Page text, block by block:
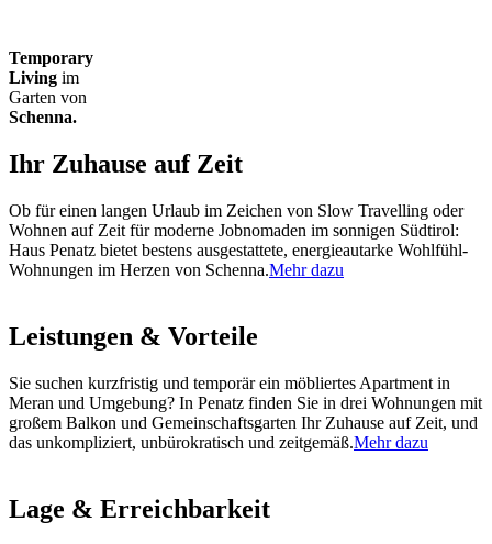
Temporary
Living im
Garten von
Schenna.
Ihr Zuhause auf Zeit
Ob für einen langen Urlaub im Zeichen von Slow Travelling oder
Wohnen auf Zeit für moderne Jobnomaden im sonnigen Südtirol:
Haus Penatz bietet bestens ausgestattete, energieautarke Wohlfühl-
Wohnungen im Herzen von Schenna.Mehr dazu
Leistungen & Vorteile
Sie suchen kurzfristig und temporär ein möbliertes Apartment in
Meran und Umgebung? In Penatz finden Sie in drei Wohnungen mit
großem Balkon und Gemeinschaftsgarten Ihr Zuhause auf Zeit, und
das unkompliziert, unbürokratisch und zeitgemäß.Mehr dazu
Lage & Erreichbarkeit